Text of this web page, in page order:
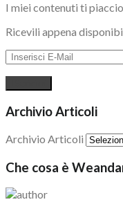
I miei contenuti ti
Ricevili appena
Archivio Articoli
Archivio Articoli
Che cosa è